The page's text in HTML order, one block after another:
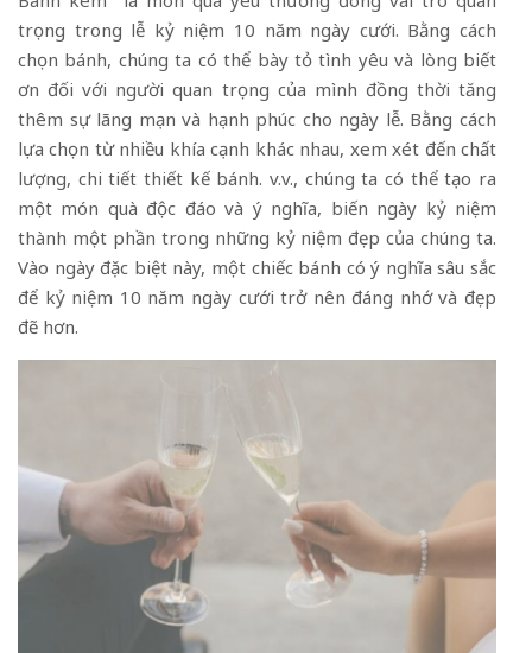
trọng trong lễ kỷ niệm 10 năm ngày cưới. Bằng cách
chọn bánh, chúng ta có thể bày tỏ tình yêu và lòng biết
ơn đối với người quan trọng của mình đồng thời tăng
thêm sự lãng mạn và hạnh phúc cho ngày lễ. Bằng cách
lựa chọn từ nhiều khía cạnh khác nhau, xem xét đến chất
lượng, chi tiết thiết kế bánh. v.v., chúng ta có thể tạo ra
một món quà độc đáo và ý nghĩa, biến ngày kỷ niệm
thành một phần trong những kỷ niệm đẹp của chúng ta.
Vào ngày đặc biệt này, một chiếc bánh có ý nghĩa sâu sắc
để kỷ niệm 10 năm ngày cưới trở nên đáng nhớ và đẹp
đẽ hơn.